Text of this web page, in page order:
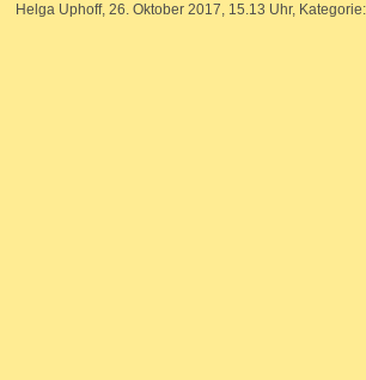
Helga Uphoff, 26. Oktober 2017, 15.13 Uhr,